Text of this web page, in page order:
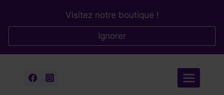
Visitez notre boutique !
Ignorer